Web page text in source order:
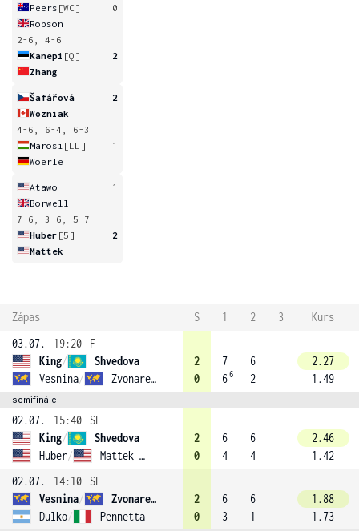
Peers [WC]
0
Robson
2-6, 4-6
Kanepi [Q]
2
Zhang
Šafářová
2
Wozniak
4-6, 6-4, 6-3
Marosi [LL]
1
Woerle
Atawo
1
Borwell
7-6, 3-6, 5-7
Huber [5]
2
Mattek
Zápas S 1 2 3
Kurs
03.07.
19:20
F
King/
Shvedova
Vesnina/ Zvonareva
2
0
7
66
6
2
2.27
1.49
semifinále
02.07. 15:40
SF
King/
Shvedova
Huber/ Mattek (5)
2
0
6
4
6
4
2.46
1.42
02.07.
14:10
SF
Vesnina/
Zvonareva
Dulko/ Pennetta
2
0
6
3
6
1
1.88
1.73